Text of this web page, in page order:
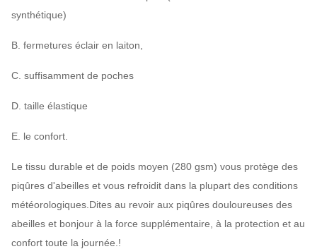
synthétique)
B. fermetures éclair en laiton,
C. suffisamment de poches
D. taille élastique
E. le confort.
Le tissu durable et de poids moyen (280 gsm) vous protège des
piqûres d'abeilles et vous refroidit dans la plupart des conditions
météorologiques.Dites au revoir aux piqûres douloureuses des
abeilles et bonjour à la force supplémentaire, à la protection et au
confort toute la journée.!